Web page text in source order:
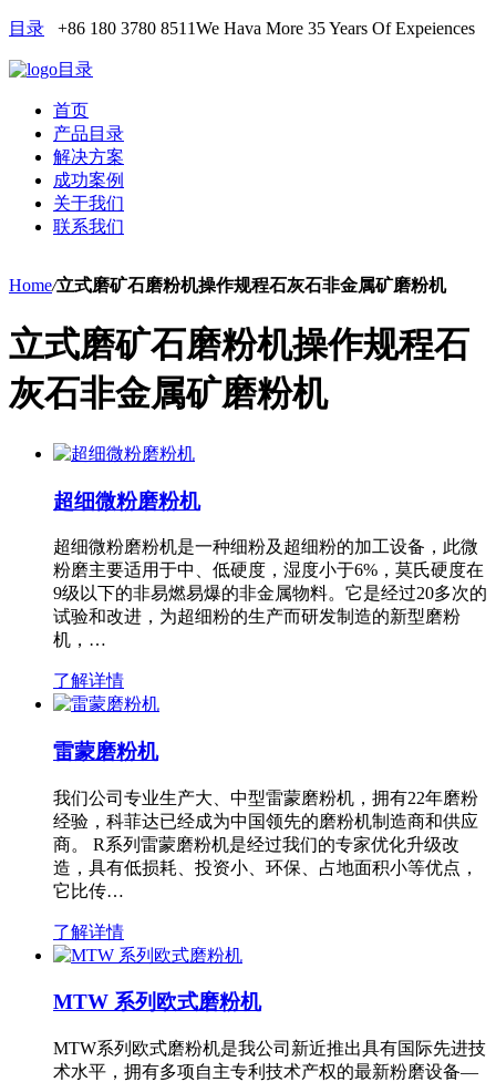
目录 +86 180 3780 8511We Hava More 35 Years Of Expeiences
目录
首页
产品目录
解决方案
成功案例
关于我们
联系我们
Home/立式磨矿石磨粉机操作规程石灰石非金属矿磨粉机
立式磨矿石磨粉机操作规程石
灰石非金属矿磨粉机
超细微粉磨粉机
超细微粉磨粉机是一种细粉及超细粉的加工设备，此微
粉磨主要适用于中、低硬度，湿度小于6%，莫氏硬度在
9级以下的非易燃易爆的非金属物料。它是经过20多次的
试验和改进，为超细粉的生产而研发制造的新型磨粉
机，…
了解详情
雷蒙磨粉机
我们公司专业生产大、中型雷蒙磨粉机，拥有22年磨粉
经验，科菲达已经成为中国领先的磨粉机制造商和供应
商。 R系列雷蒙磨粉机是经过我们的专家优化升级改
造，具有低损耗、投资小、环保、占地面积小等优点，
它比传…
了解详情
MTW 系列欧式磨粉机
MTW系列欧式磨粉机是我公司新近推出具有国际先进技
术水平，拥有多项自主专利技术产权的最新粉磨设备—